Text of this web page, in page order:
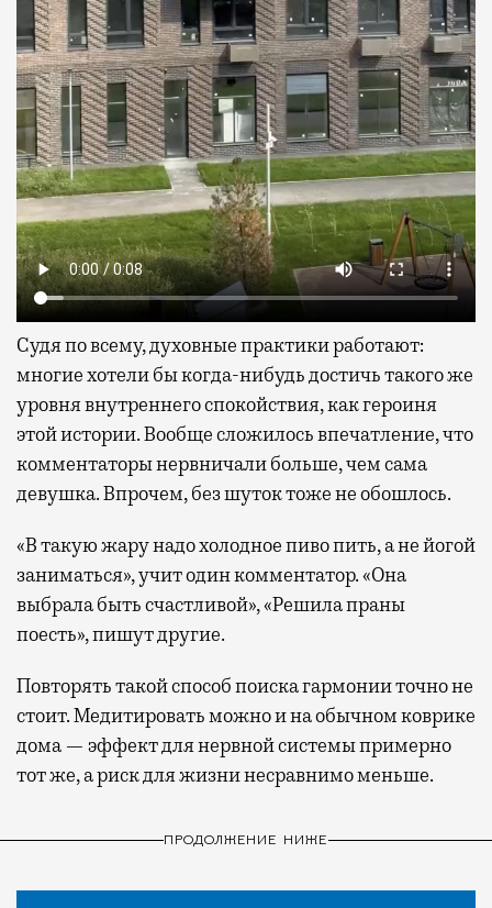
Судя по всему, духовные практики работают:
многие хотели бы когда-нибудь достичь такого же
уровня внутреннего спокойствия, как героиня
этой истории. Вообще сложилось впечатление, что
комментаторы нервничали больше, чем сама
девушка. Впрочем, без шуток тоже не обошлось.
«В такую жару надо холодное пиво пить, а не йогой
заниматься», учит один комментатор. «Она
выбрала быть счастливой», «Решила праны
поесть», пишут другие.
Повторять такой способ поиска гармонии точно не
стоит. Медитировать можно и на обычном коврике
дома — эффект для нервной системы примерно
тот же, а риск для жизни несравнимо меньше.
ПРОДОЛЖЕНИЕ НИЖЕ